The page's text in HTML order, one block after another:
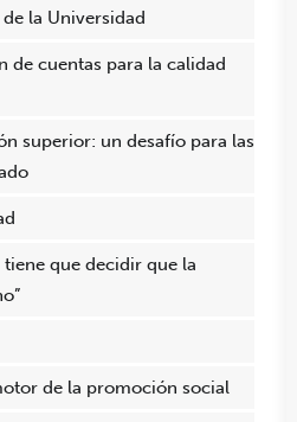
la Universidad
de cuentas para la calidad
superior: un desafío para las
tiene que decidir que la
de la promoción social